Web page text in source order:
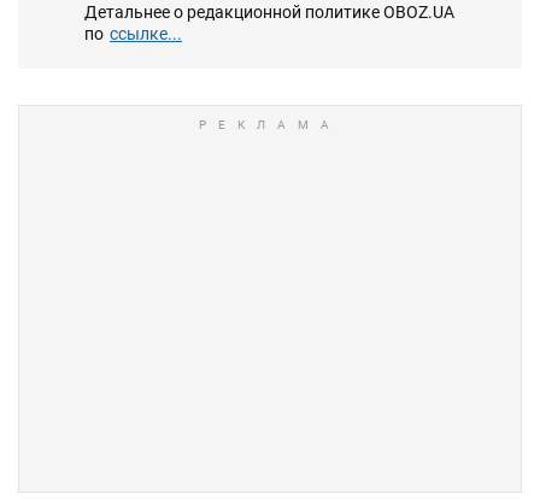
Детальнее о редакционной политике OBOZ.UA
по ссылке...